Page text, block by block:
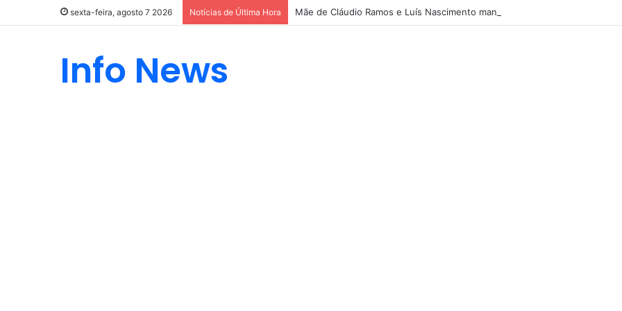
sexta-feira, agosto 7 2026 Notícias de Última Hora Mãe de Cláudio Ramos e Luís Nascimento manda mensagem especial ao
Info News